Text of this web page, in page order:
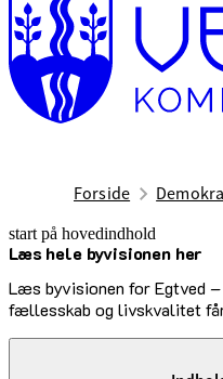
Forside
start på hovedindhold
Læs hele byvisionen her
Læs byvisionen for Egtved –
fællesskab og livskvalitet
senest opdateret 17. februar